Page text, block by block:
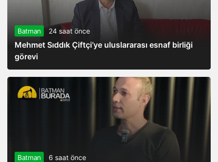
Batman 24 saat önce
Mehmet Sıddık Çiftçi’ye uluslararası esnaf birliği
görevi
Batman 6 saat önce